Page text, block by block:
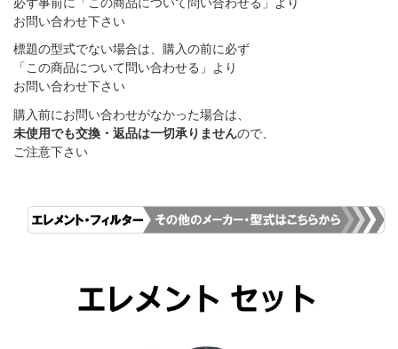
必ず事前に「この商品について問い合わせる」より
お問い合わせ下さい
標題の型式でない場合は、購入の前に必ず
「この商品について問い合わせる」より
お問い合わせ下さい
購入前にお問い合わせがなかった場合は、
未使用でも交換・返品は一切承りませんので、
ご注意下さい